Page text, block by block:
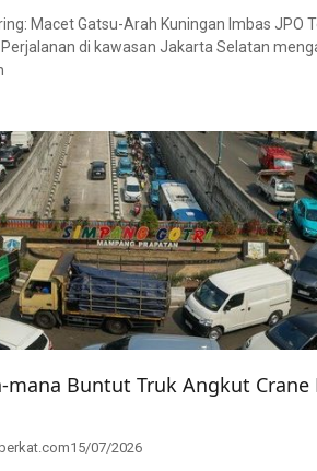
Macet Gatsu-Arah Kuningan Imbas JPO
di kawasan Jakarta Selatan
mana Buntut Truk Angkut Crane
15/07/2026